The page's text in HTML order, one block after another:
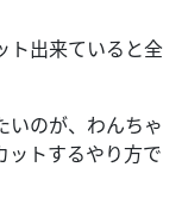
ト出来ていると全
いのが、わんちゃ
ットするやり方で